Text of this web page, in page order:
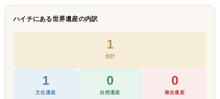
ハイチにある世界遺産の内訳
1
合計
1
文化遺産
0
自然遺産
0
複合遺産